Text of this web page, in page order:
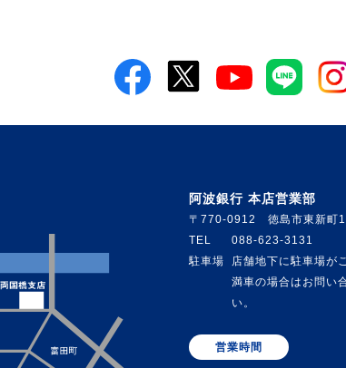
阿波銀行 本店営業部
〒770-0912 徳島市東新町
TEL
088-623-3131
駐車場
店舗地下に駐車場が
満車の場合はお問い
い。
営業時間